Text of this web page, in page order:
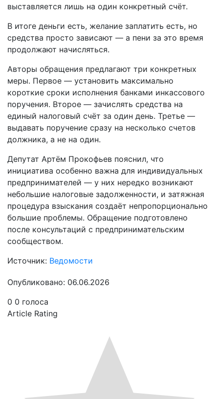
выставляется лишь на один конкретный счёт.
В итоге деньги есть, желание заплатить есть, но
средства просто зависают — а пени за это время
продолжают начисляться.
Авторы обращения предлагают три конкретных
меры. Первое — установить максимально
короткие сроки исполнения банками инкассового
поручения. Второе — зачислять средства на
единый налоговый счёт за один день. Третье —
выдавать поручение сразу на несколько счетов
должника, а не на один.
Депутат Артём Прокофьев пояснил, что
инициатива особенно важна для индивидуальных
предпринимателей — у них нередко возникают
небольшие налоговые задолженности, и затяжная
процедура взыскания создаёт непропорционально
большие проблемы. Обращение подготовлено
после консультаций с предпринимательским
сообществом.
Источник: Ведомости
Опубликовано: 06.06.2026
0 0 голоса
Article Rating